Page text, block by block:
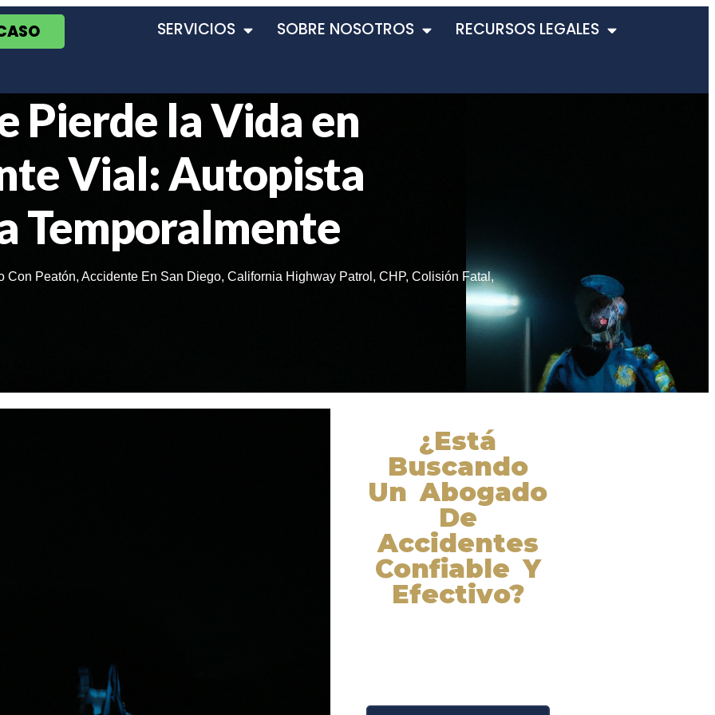
SERVICIOS SOBRE NOSOTROS RECURSOS LEGALES
Pierde la Vida en
Vial: Autopista
Temporalmente
Con Peatón, Accidente En San Diego, California Highway Patrol , CHP, Colisión Fatal,
¿Está
Buscando
Un Abogado
De
Accidentes
Confiable Y
Efectivo?